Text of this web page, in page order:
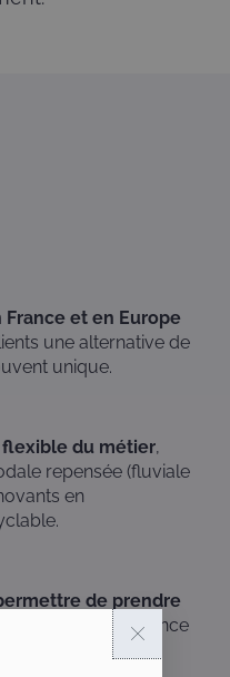
et en Europe
une alternative de
unique.
du métier,
repensée (fluviale
en
de prendre
localement en France